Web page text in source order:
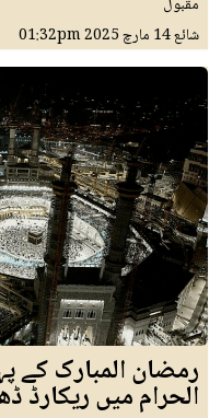
مقبول
شائع14 مارچ 2025 01:32pm
رمضان المبارک کے
الحرام میں ریکارڈ